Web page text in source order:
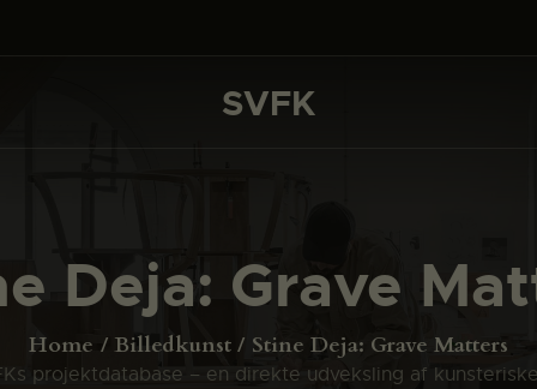
SVFK
Deja: Grave
Home Billedkunst Stine Deja: Grave Matters
projektdatabase – en direkte udveksling af
SVFK
PROJEKTER
CHANNEL
OM SVFK
ENGLISH